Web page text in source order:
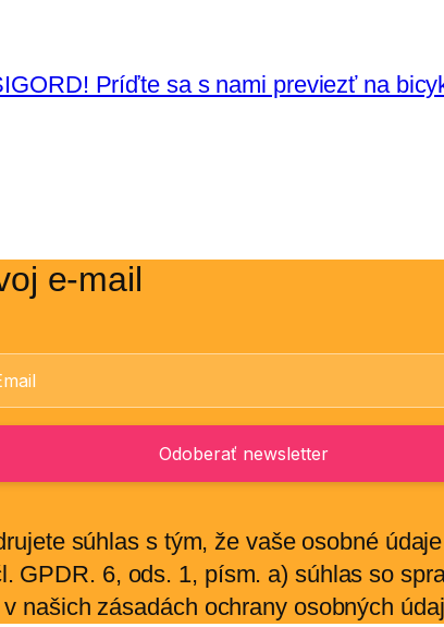
Príďte sa s nami previezť na
e-mail
súhlas s tým, že vaše osobné
GPDR. 6, ods. 1, písm. a) súhlas so
našich zásadách ochrany osobných